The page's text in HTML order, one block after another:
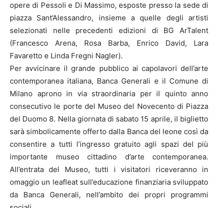
opere di Pessoli e Di Massimo, esposte presso la sede di
piazza Sant’Alessandro, insieme a quelle degli artisti
selezionati nelle precedenti edizioni di BG ArTalent
(Francesco Arena, Rosa Barba, Enrico David, Lara
Favaretto e Linda Fregni Nagler).
Per avvicinare il grande pubblico ai capolavori dell’arte
contemporanea italiana, Banca Generali e il Comune di
Milano aprono in via straordinaria per il quinto anno
consecutivo le porte del Museo del Novecento di Piazza
del Duomo 8. Nella giornata di sabato 15 aprile, il biglietto
sarà simbolicamente offerto dalla Banca del leone così da
consentire a tutti l’ingresso gratuito agli spazi del più
importante museo cittadino d’arte contemporanea.
All’entrata del Museo, tutti i visitatori riceveranno in
omaggio un leafleat sull’educazione finanziaria sviluppato
da Banca Generali, nell’ambito dei propri programmi